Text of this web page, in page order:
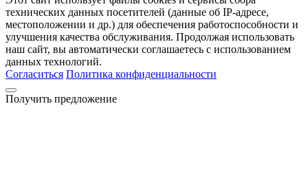
технических данных посетителей (данные об IP-адресе,
местоположении и др.) для обеспечения работоспособности и
улучшения качества обслуживания. Продолжая использовать
наш сайт, вы автоматически соглашаетесь с использованием
данных технологий.
Согласиться Политика конфиденциальности
Получить предложение